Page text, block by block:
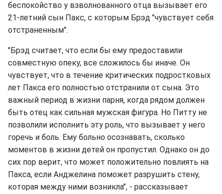
беспокойство у взволнованного отца вызывает его
21-летний сын Пакс, с которым Брэд "чувствует себя
отстраненным".
"Брэд считает, что если бы ему предоставили
совместную опеку, все сложилось бы иначе. Он
чувствует, что в течение критических подростковых
лет Пакса его полностью отстранили от сына. Это
важный период в жизни парня, когда рядом должен
быть отец как сильная мужская фигура. Но Питту не
позволили исполнить эту роль, что вызывает у него
горечь и боль. Ему больно осознавать, сколько
моментов в жизни детей он пропустил. Однако он до
сих пор верит, что может положительно повлиять на
Пакса, если Анджелина поможет разрушить стену,
которая между ними возникла", - рассказывает